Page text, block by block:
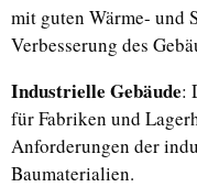
mit guten Wärme- und
Verbesserung des
Industrielle Gebäude:
für Fabriken und
Anforderungen der
Baumaterialien.